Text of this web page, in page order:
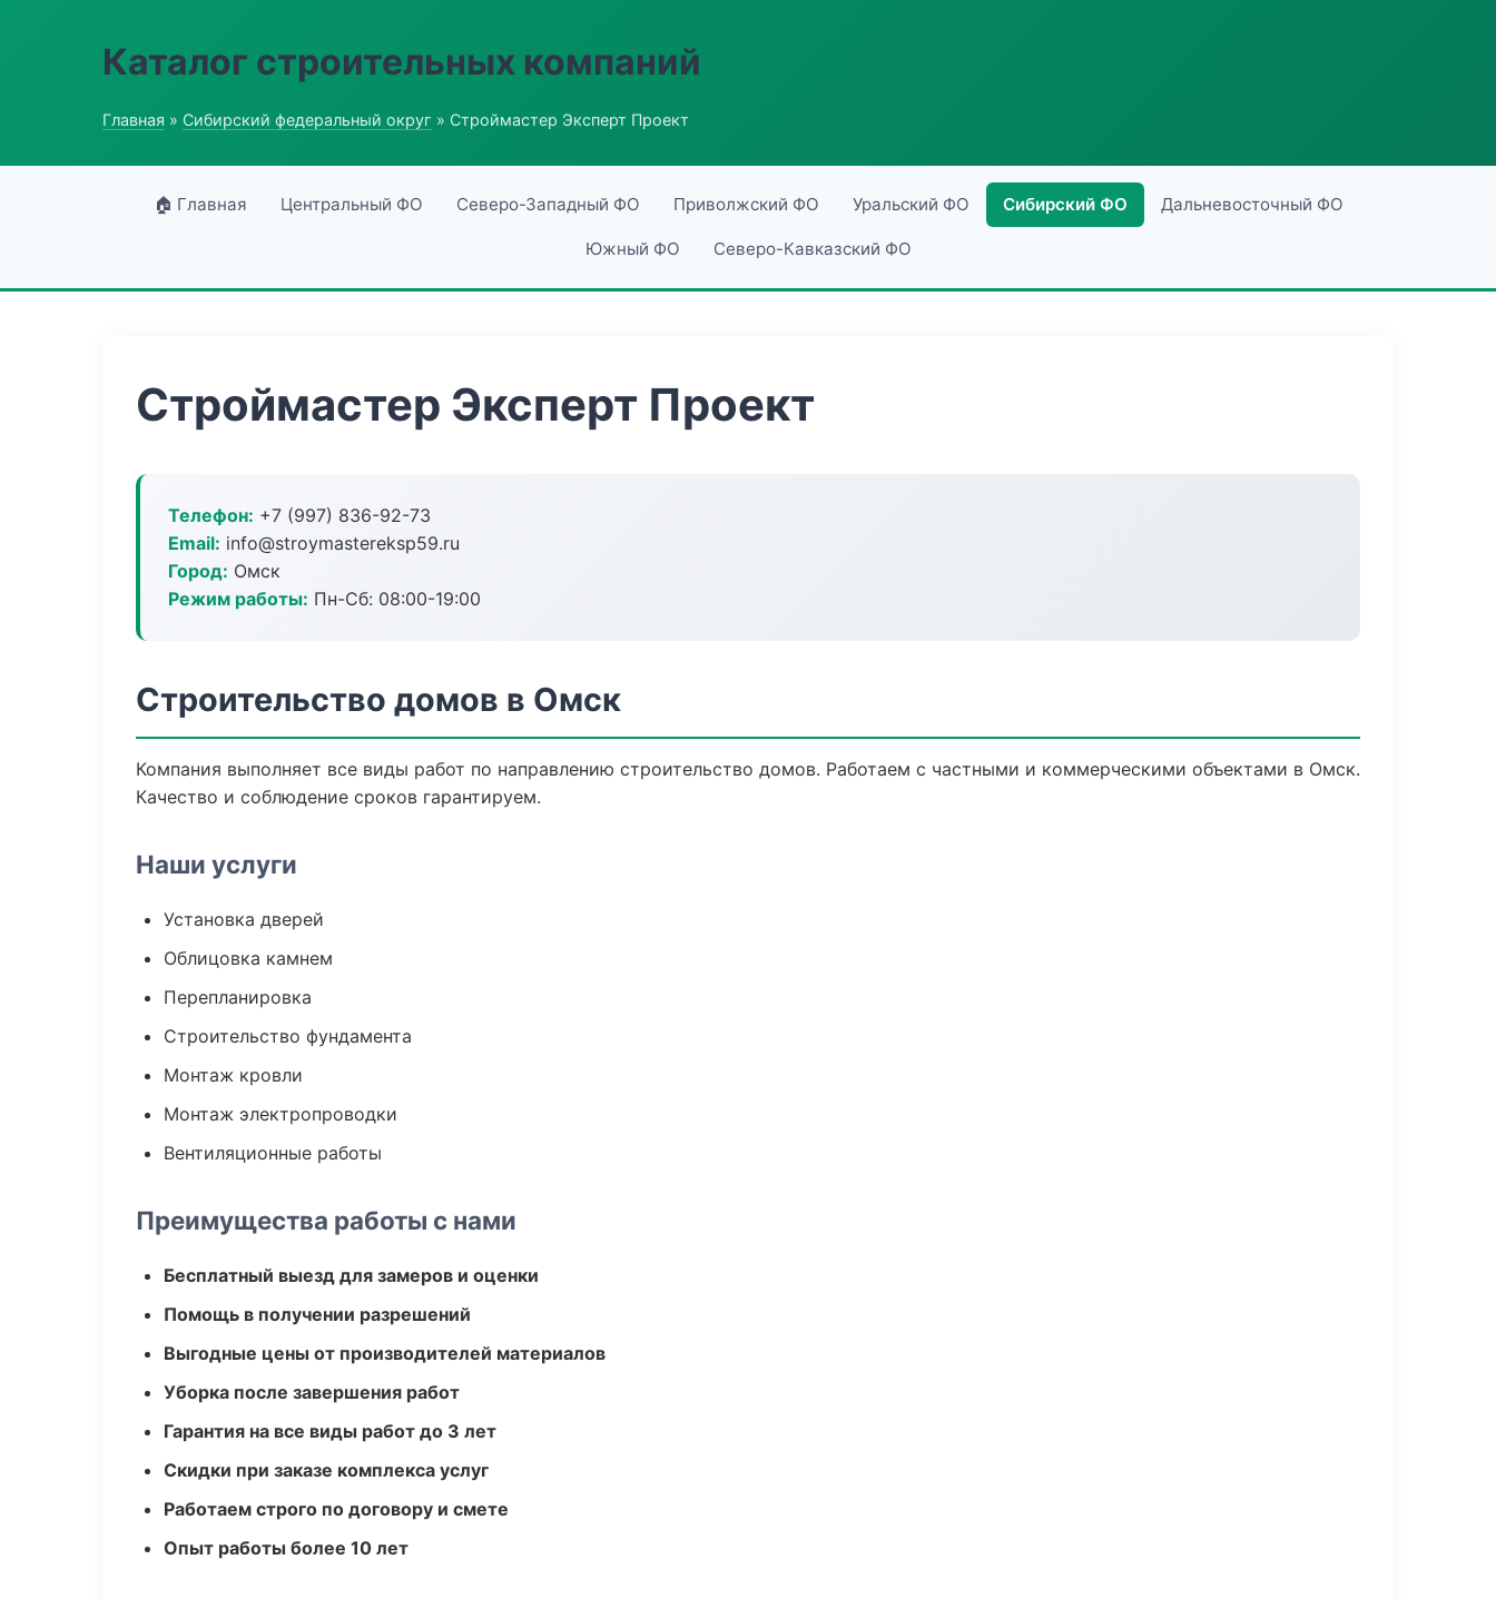
Каталог строительных компаний
Главная » Сибирский федеральный округ » Строймастер Эксперт Проект
🏠 Главная Центральный ФО Северо-Западный ФО Приволжский ФО Уральский ФО Сибирский ФО Дальневосточный ФО
Южный ФО Северо-Кавказский ФО
Строймастер Эксперт Проект
Телефон: +7 (997) 836-92-73
Email: info@stroymastereksp59.ru
Город: Омск
Режим работы: Пн-Сб: 08:00-19:00
Строительство домов в Омск
Компания выполняет все виды работ по направлению строительство домов. Работаем с частными и коммерческими объектами в Омск.
Качество и соблюдение сроков гарантируем.
Наши услуги
Установка дверей
Облицовка камнем
Перепланировка
Строительство фундамента
Монтаж кровли
Монтаж электропроводки
Вентиляционные работы
Преимущества работы с нами
Бесплатный выезд для замеров и оценки
Помощь в получении разрешений
Выгодные цены от производителей материалов
Уборка после завершения работ
Гарантия на все виды работ до 3 лет
Скидки при заказе комплекса услуг
Работаем строго по договору и смете
Опыт работы более 10 лет